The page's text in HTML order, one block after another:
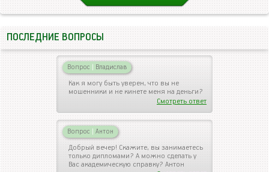
ПОСЛЕДНИЕ ВОПРОСЫ
Вопрос | Владислав
Как я могу быть уверен, что вы не
мошенники и не кинете меня на деньги?
Смотреть ответ
Вопрос | Антон
Добрый вечер! Скажите, вы занимаетесь
только дипломами? А можно сделать у
Вас академическую справку? Антон